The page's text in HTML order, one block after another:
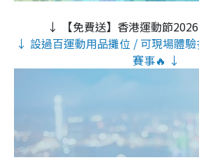
↓ 【免費送】香港運動節
↓ 設過百運動用品攤位 / 可現場體
賽事🔥 ↓